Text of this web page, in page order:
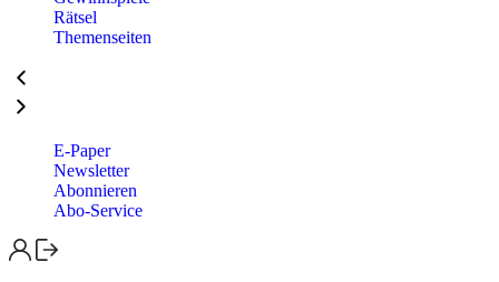
Rätsel
Themenseiten
E-Paper
Newsletter
Abonnieren
Abo-Service